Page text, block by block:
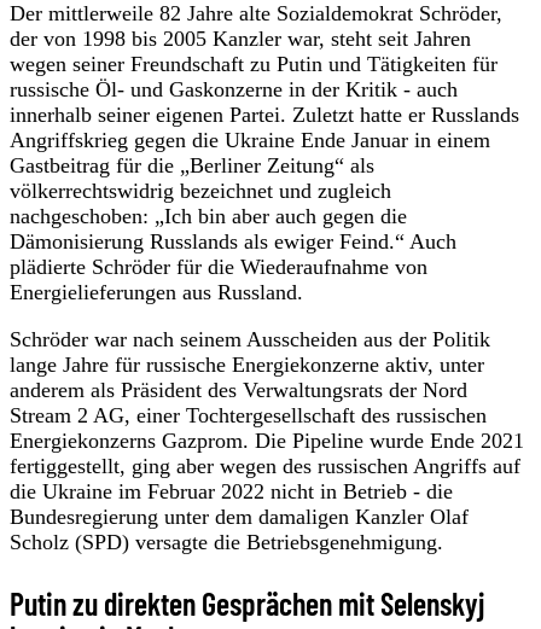
Der mittlerweile 82 Jahre alte Sozialdemokrat Schröder,
der von 1998 bis 2005 Kanzler war, steht seit Jahren
wegen seiner Freundschaft zu Putin und Tätigkeiten für
russische Öl- und Gaskonzerne in der Kritik - auch
innerhalb seiner eigenen Partei. Zuletzt hatte er Russlands
Angriffskrieg gegen die Ukraine Ende Januar in einem
Gastbeitrag für die „Berliner Zeitung“ als
völkerrechtswidrig bezeichnet und zugleich
nachgeschoben: „Ich bin aber auch gegen die
Dämonisierung Russlands als ewiger Feind.“ Auch
plädierte Schröder für die Wiederaufnahme von
Energielieferungen aus Russland.
Schröder war nach seinem Ausscheiden aus der Politik
lange Jahre für russische Energiekonzerne aktiv, unter
anderem als Präsident des Verwaltungsrats der Nord
Stream 2 AG, einer Tochtergesellschaft des russischen
Energiekonzerns Gazprom. Die Pipeline wurde Ende 2021
fertiggestellt, ging aber wegen des russischen Angriffs auf
die Ukraine im Februar 2022 nicht in Betrieb - die
Bundesregierung unter dem damaligen Kanzler Olaf
Scholz (SPD) versagte die Betriebsgenehmigung.
Putin zu direkten Gesprächen mit Selenskyj